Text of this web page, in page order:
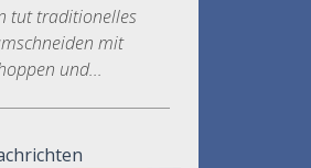
tut traditionelles
mit
und...